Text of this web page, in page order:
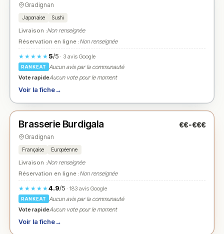
Gradignan
Japonaise Sushi
Livraison :Non renseignée
Réservation en ligne :Non renseignée
★★★★★ 5/5· 3 avis Google
RANKEAT
Aucun avis par la communauté
Vote rapideAucun vote pour le moment
Voir la fiche→
★ N° 3
Brasserie Burdigala €€-€€€
Gradignan
Française Européenne
Livraison :Non renseignée
Réservation en ligne :Non renseignée
★★★★★4.9/5· 183 avis Google
RANKEAT
Aucun avis par la communauté
Vote rapideAucun vote pour le moment
Voir la fiche→